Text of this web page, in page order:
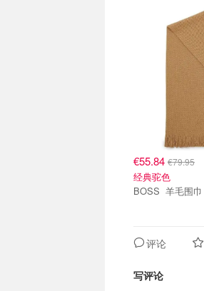
€55.84 €79.95
经典驼色
BOSS 羊毛围巾
评论
写评论